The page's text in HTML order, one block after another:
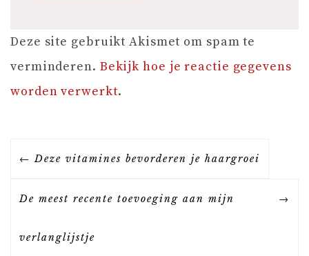
Deze site gebruikt Akismet om spam te
verminderen. Bekijk hoe je reactie gegevens
worden verwerkt.
B
E
R
Deze vitamines bevorderen je haargroei
De meest recente toevoeging aan mijn
verlanglijstje